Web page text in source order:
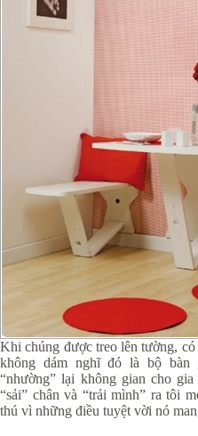
Khi chúng được treo lên tường,
không dám nghĩ đó là bộ bàn
“nhường” lại không gian cho
“sải” chân và “trải mình” ra tôi
thú vì những điều tuyệt vời nó